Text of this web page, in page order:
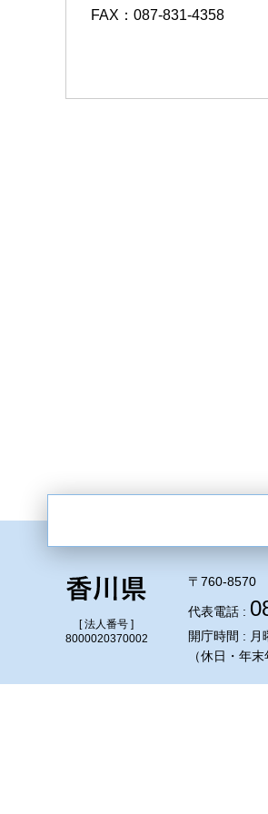
FAX：087-831-4358
[ 法人番号 ]
8000020370002
〒760-8570
代表電話 :
開庁時間 : 月
（休日・年